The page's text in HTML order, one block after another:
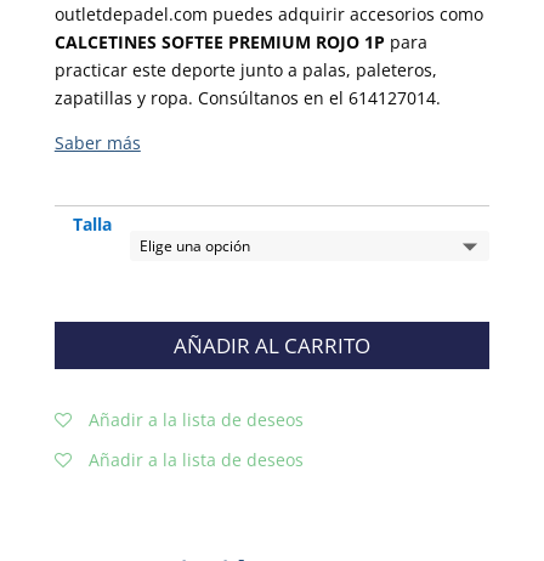
outletdepadel.com puedes adquirir accesorios como
CALCETINES SOFTEE PREMIUM ROJO 1P para
practicar este deporte junto a palas, paleteros,
zapatillas y ropa. Consúltanos en el 614127014.
Talla
AÑADIR AL CARRITO
Añadir a la lista de deseos
Añadir a la lista de deseos